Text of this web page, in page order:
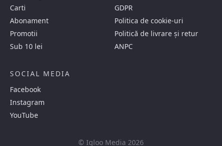
Carti
Abonament
Promotii
Sub 10 lei
GDPR
Politica de cookie-uri
Politică de livrare și retur
ANPC
SOCIAL MEDIA
Facebook
Instagram
YouTube
© Igloo Media 2026